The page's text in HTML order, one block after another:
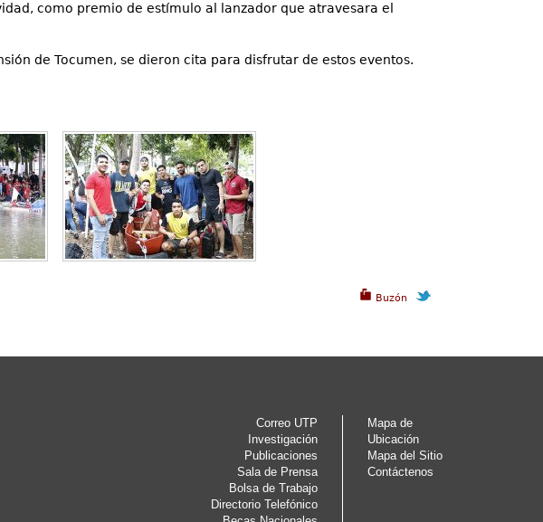
como premio de estímulo al lanzador que atravesara el
de Tocumen, se dieron cita para disfrutar de estos eventos.
Buzón
Correo UTP
Investigación
Publicaciones
Sala de Prensa
Bolsa de Trabajo
Directorio Telefónico
Mapa de
Ubicación
Mapa del Sitio
Contáctenos